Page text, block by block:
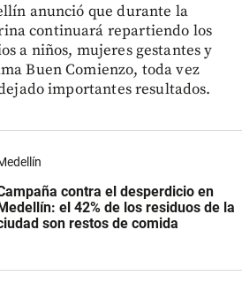
anunció que durante la
continuará repartiendo los
a niños, mujeres gestantes y
Buen Comienzo, toda vez
importantes resultados.
contra el desperdicio en
Medellín: el 42% de los residuos de la
son restos de comida